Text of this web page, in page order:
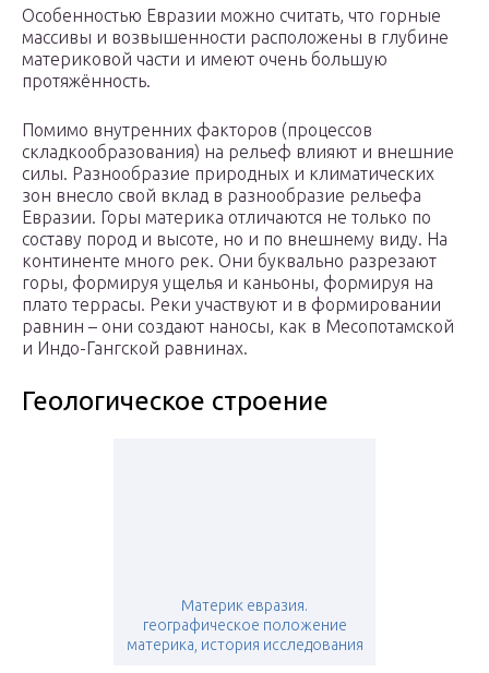
Особенностью Евразии можно считать, что горные
массивы и возвышенности расположены в глубине
материковой части и имеют очень большую
протяжённость.
Помимо внутренних факторов (процессов
складкообразования) на рельеф влияют и внешние
силы. Разнообразие природных и климатических
зон внесло свой вклад в разнообразие рельефа
Евразии. Горы материка отличаются не только по
составу пород и высоте, но и по внешнему виду. На
континенте много рек. Они буквально разрезают
горы, формируя ущелья и каньоны, формируя на
плато террасы. Реки участвуют и в формировании
равнин – они создают наносы, как в Месопотамской
и Индо-Гангской равнинах.
Геологическое строение
Материк евразия.
географическое положение
материка, история исследования